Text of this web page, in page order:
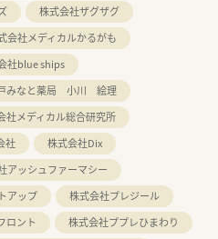
株式会社ザグザグ
会社メディカルかるがも
社blue ships
みなと薬局 小川 絵理
社メディカル総合研究所
社
株式会社Dix
アッシュファーマシー
アップ
株式会社プレジール
ロント
株式会社ププレひまわり